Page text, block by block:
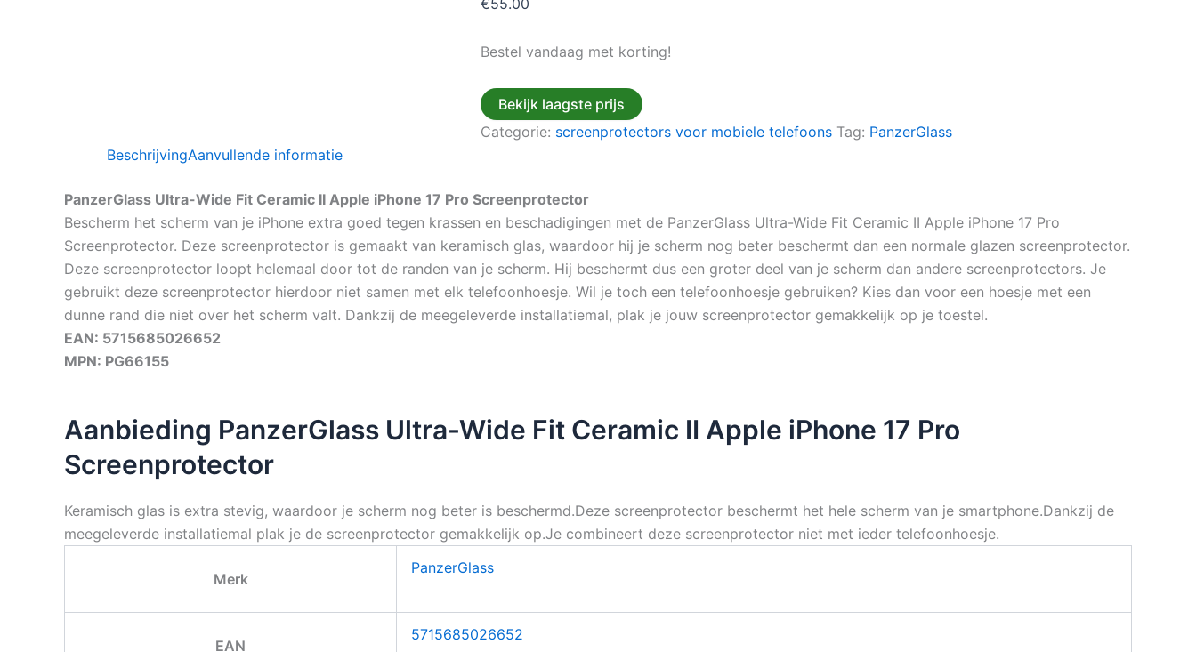
€55.00
Bestel vandaag met korting!
Bekijk laagste prijs
Categorie: screenprotectors voor mobiele telefoons Tag: PanzerGlass
BeschrijvingAanvullende informatie
PanzerGlass Ultra-Wide Fit Ceramic II Apple iPhone 17 Pro Screenprotector
Bescherm het scherm van je iPhone extra goed tegen krassen en beschadigingen met de PanzerGlass Ultra-Wide Fit Ceramic II Apple iPhone 17 Pro
Screenprotector. Deze screenprotector is gemaakt van keramisch glas, waardoor hij je scherm nog beter beschermt dan een normale glazen screenprotector.
Deze screenprotector loopt helemaal door tot de randen van je scherm. Hij beschermt dus een groter deel van je scherm dan andere screenprotectors. Je
gebruikt deze screenprotector hierdoor niet samen met elk telefoonhoesje. Wil je toch een telefoonhoesje gebruiken? Kies dan voor een hoesje met een
dunne rand die niet over het scherm valt. Dankzij de meegeleverde installatiemal, plak je jouw screenprotector gemakkelijk op je toestel.
EAN: 5715685026652
MPN: PG66155
Aanbieding PanzerGlass Ultra-Wide Fit Ceramic II Apple iPhone 17 Pro
Screenprotector
Keramisch glas is extra stevig, waardoor je scherm nog beter is beschermd.Deze screenprotector beschermt het hele scherm van je smartphone.Dankzij de
meegeleverde installatiemal plak je de screenprotector gemakkelijk op.Je combineert deze screenprotector niet met ieder telefoonhoesje.
Merk
PanzerGlass
EAN
5715685026652